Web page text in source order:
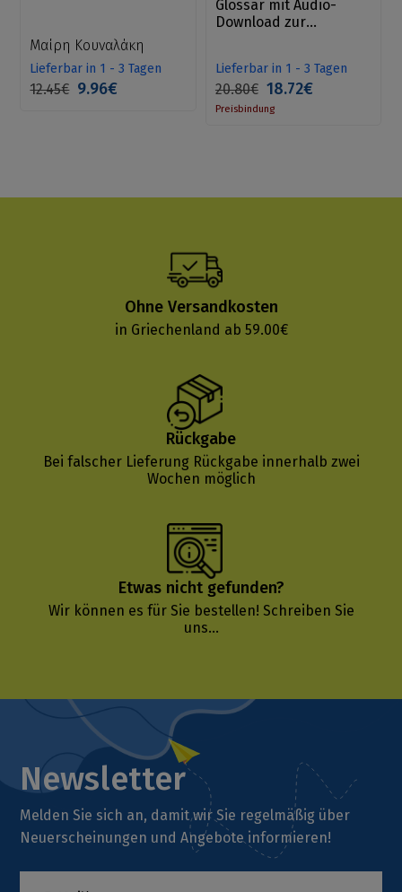
Μαίρη Κουναλάκη
Lieferbar in 1 - 3 Tagen
12.45€ 9.96€
Glossar mit Audio-
Download zur
Lieferbar in 1 - 3 Tagen
20.80€ 18.72€
Preisbindung
Ohne Versandkosten
in Griechenland ab 59.00€
Rückgabe
Bei falscher Lieferung Rückgabe innerhalb zwei
Wochen möglich
Etwas nicht gefunden?
Wir können es für Sie bestellen! Schreiben Sie
uns...
Newsletter
Melden Sie sich an, damit wir Sie regelmäßig über
Neuerscheinungen und Angebote informieren!